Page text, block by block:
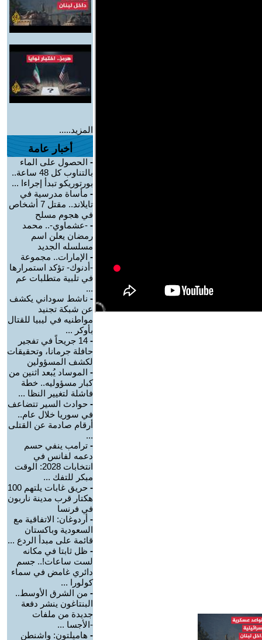
المزيد.....
أخبار عامة
- الحصول على الماء
بالتناوب كل 48 ساعة..
بورتوريكو تبدأ إجراءا ...
- مأساة مدرسية في
تايلاند.. مقتل 7 أشخاص
في هجوم مسلح
- -عشماوي-.. محمد
رمضان يعلن اسم
مسلسله الجديد
- الإمارات.. مجموعة
-أدنوك- تؤكد استمرارها
في تلبية متطلبات عم
...
- ناشط سوداني يكشف
عن شبكة تجنيد
مواطنيه في ليبيا للقتال
بأوكر ...
-
14 جريحاً في تفجير
حافلة جرمانا، وتحقيقات
لكشف المسؤولين
- الموساد يُبعد اثنين من
كبار مسؤوليه.. خطة
فاشلة لتغيير النظا ...
- حوادث السير تتضاعف
في سوريا خلال عام..
أرقام صادمة عن القتلى
...
- ترامب ينفي حسم
دعمه لفانس في
انتخابات 2028: الوقت
مبكر للتفك ...
-
حريق غابات يلتهم 100
هكتار قرب مدينة ناربون
في فرنسا
- أردوغان: الاتفاقية مع
السعودية وباكستان
قائمة على مبدأ الردع ...
- ظل ثابتا في مكانه
لست ساعات!.. جسم
دائري غامض في سماء
كولورا ...
- من الشرق الأوسط..
البنتاغون ينشر دفعة
جديدة من ملفات
-الأجسا ...
- هاميلتون: واشنطن